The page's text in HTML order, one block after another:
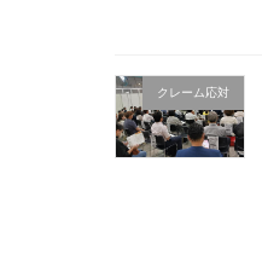
クレーム応対